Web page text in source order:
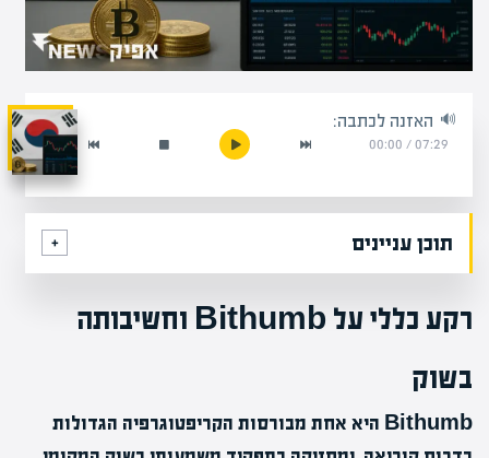
האזנה לכתבה:
07:29
/
00:00
תוכן עניינים
רקע כללי על Bithumb וחשיבותה
בשוק
Bithumb היא אחת מבורסות הקריפטוגרפיה הגדולות